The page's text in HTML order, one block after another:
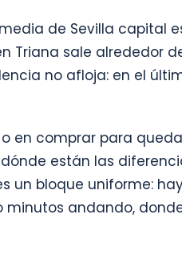
de Sevilla capital
Triana sale alrededor
no afloja: en el
en comprar para
están las
un bloque uniforme:
minutos andando,